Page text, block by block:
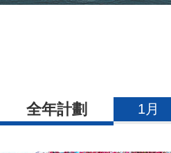
全年計劃 1月